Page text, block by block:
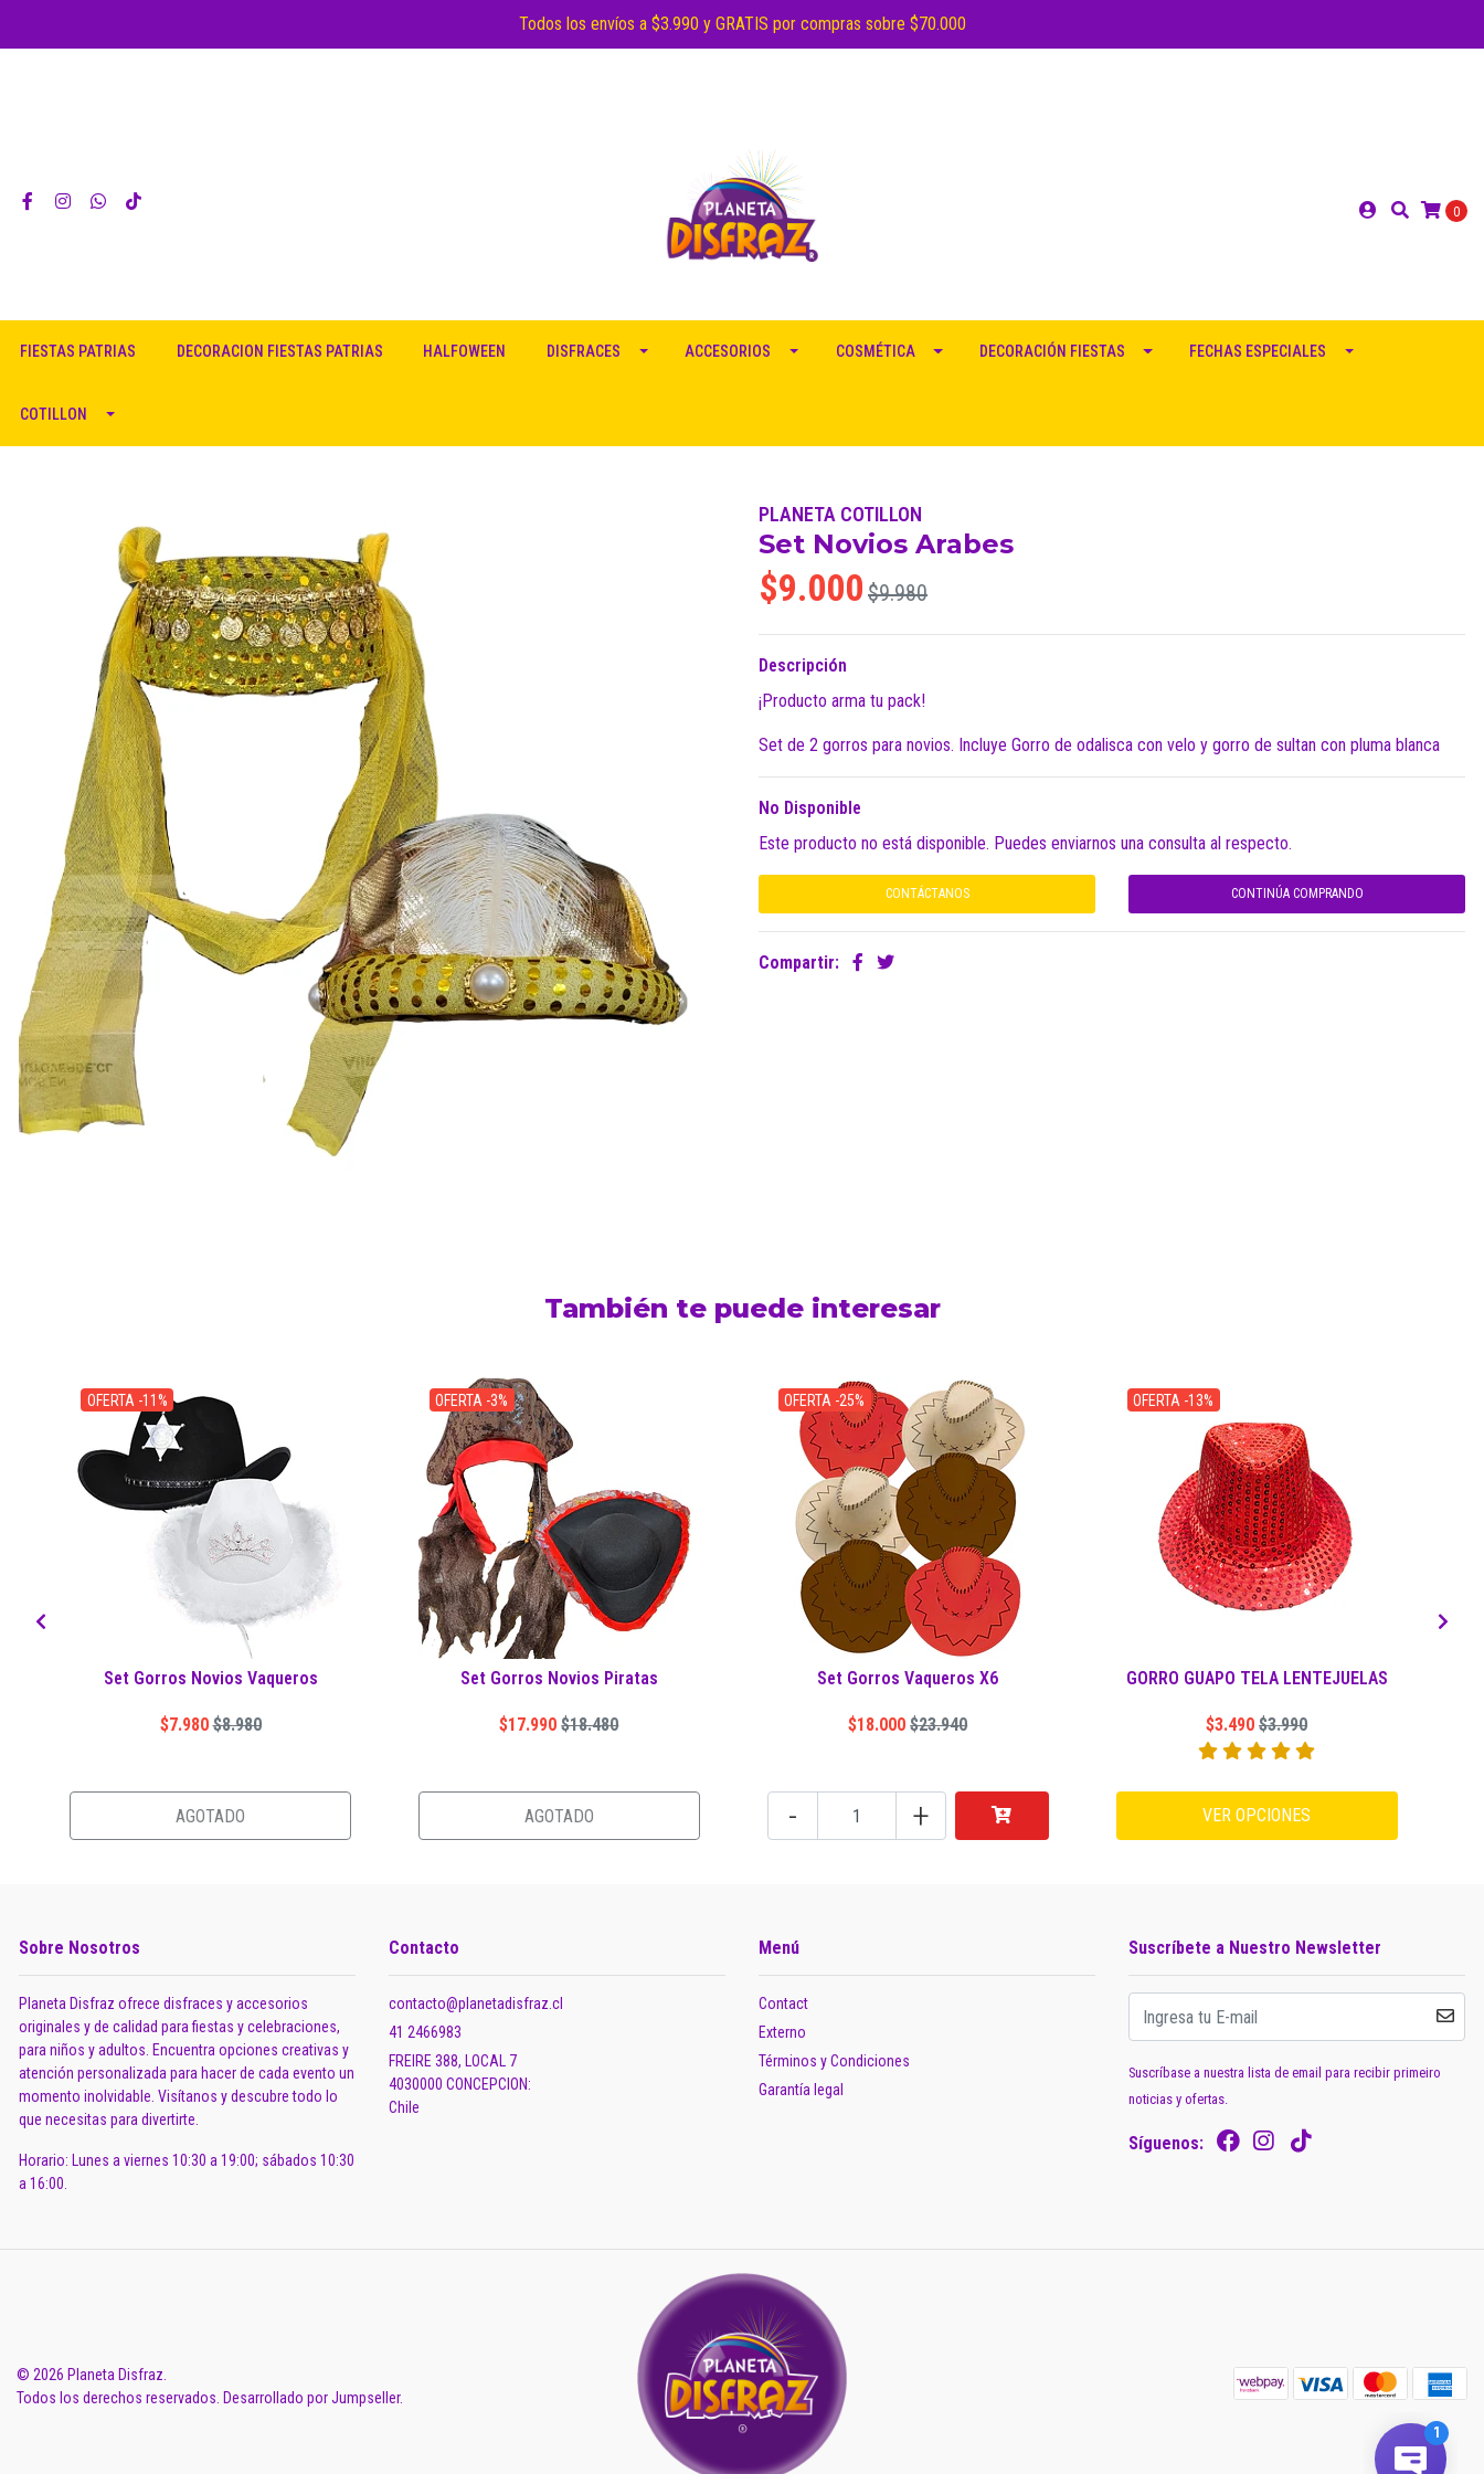
Todos los envíos a $3.990 y GRATIS por compras sobre $70.000
0
FIESTAS PATRIAS DECORACION FIESTAS PATRIAS HALFOWEEN DISFRACES ACCESORIOS COSMÉTICA DECORACIÓN FIESTAS FECHAS ESPECIALES
COTILLON
PLANETA COTILLON
Set Novios Arabes
$9.000 $9.980
Descripción
¡Producto arma tu pack!
Set de 2 gorros para novios. Incluye Gorro de odalisca con velo y gorro de sultan con pluma blanca
No Disponible
Este producto no está disponible. Puedes enviarnos una consulta al respecto.
CONTÁCTANOS CONTINÚA COMPRANDO
Compartir:
También te puede interesar
OFERTA -11%
Set Gorros Novios Vaqueros
$7.980 $8.980
AGOTADO
OFERTA -3%
Set Gorros Novios Piratas
$17.990 $18.480
AGOTADO
OFERTA -25%
Set Gorros Vaqueros X6
$18.000 $23.940
- +
OFERTA -13%
GORRO GUAPO TELA LENTEJUELAS
$3.490 $3.990
VER OPCIONES
Sobre Nosotros
Planeta Disfraz ofrece disfraces y accesorios
originales y de calidad para fiestas y celebraciones,
para niños y adultos. Encuentra opciones creativas y
atención personalizada para hacer de cada evento un
momento inolvidable. Visítanos y descubre todo lo
que necesitas para divertirte.
Horario: Lunes a viernes 10:30 a 19:00; sábados 10:30
a 16:00.
Contacto
contacto@planetadisfraz.cl
41 2466983
FREIRE 388, LOCAL 7
4030000 CONCEPCION:
Chile
Menú
Contact
Externo
Términos y Condiciones
Garantía legal
Suscríbete a Nuestro Newsletter
Suscríbase a nuestra lista de email para recibir primeiro
noticias y ofertas.
Síguenos:
© 2026 Planeta Disfraz.
Todos los derechos reservados. Desarrollado por Jumpseller.